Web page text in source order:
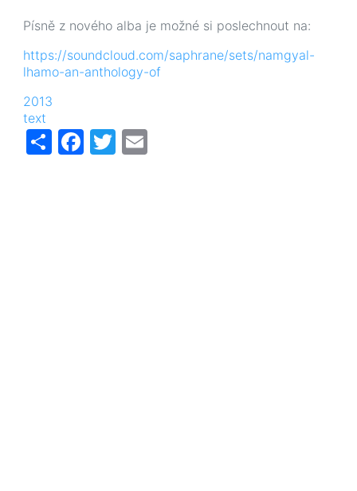
Písně z nového alba je možné si poslechnout na:
https://soundcloud.com/saphrane/sets/namgyal-
lhamo-an-anthology-of
2013
text
ShareFacebook
Twitter